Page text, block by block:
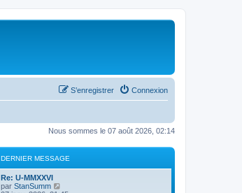
Connexion
S’enregistrer
Nous sommes le 07 août 2026, 02:14
DERNIER MESSAGE
Re: U-MMXXVI
par StanSumm